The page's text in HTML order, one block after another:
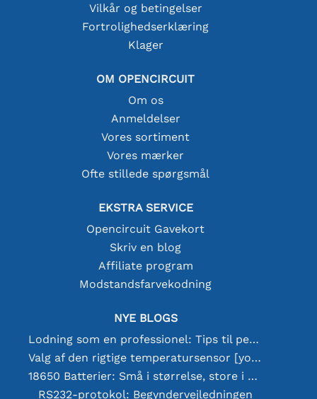
Vilkår og betingelser
Fortrolighedserklæring
Klager
OM OPENCIRCUIT
Om os
Anmeldelser
Vores sortiment
Vores mærker
Ofte stillede spørgsmål
EKSTRA SERVICE
Opencircuit Gavekort
Skriv en blog
Affiliate program
Modstandsfarvekodning
NYE BLOGS
Lodning som en professionel: Tips til perfekte elektroniske forbindelser
Valg af den rigtige temperatursensor [youtube]
18650 Batterier: Små i størrelse, store i ydeevne
RS232-protokol: Begyndervejledningen